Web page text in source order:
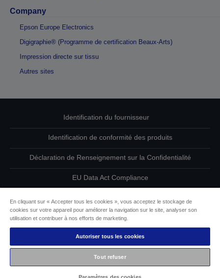
Company
Epson Europe Electronics
Digigraphie® (Programme de certification Beaux-Arts)
Impression directe sur tissu
Autres sites
Identification du fournisseur
Identification de conformité des produits
Déclaration de Renseignement sur la Confidentialité
EU Data Act Compliance
Informations sur les cookies
L’engagement d’Epson pour l’accessibilité
Copyright © 2026 Seiko Epson
En cliquant sur « Accepter tous les cookies », vous acceptez le stockage de
cookies sur votre appareil pour améliorer la navigation sur le site, analyser son
utilisation et contribuer à nos efforts de marketing.
Autoriser tous les cookies
Tout refuser